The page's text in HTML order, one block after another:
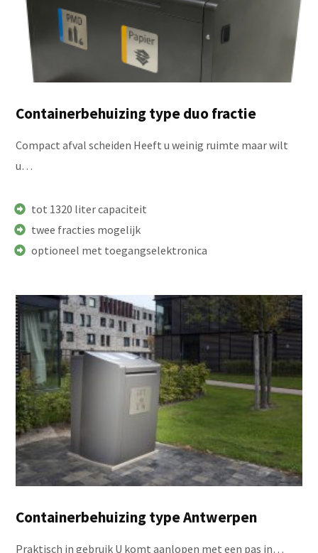
Containerbehuizing type duo fractie
Compact afval scheiden Heeft u weinig ruimte maar wilt
u…
tot 1320 liter capaciteit
twee fracties mogelijk
optioneel met toegangselektronica
Containerbehuizing type Antwerpen
Praktisch in gebruik U komt aanlopen met een pas in…